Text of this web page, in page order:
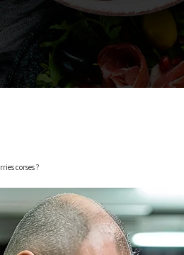
corses ?